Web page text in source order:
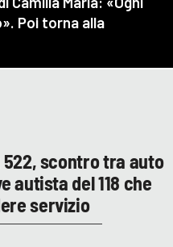
522, scontro tra auto
autista del 118 che
servizio